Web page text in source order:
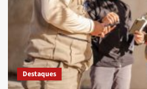
Destaques